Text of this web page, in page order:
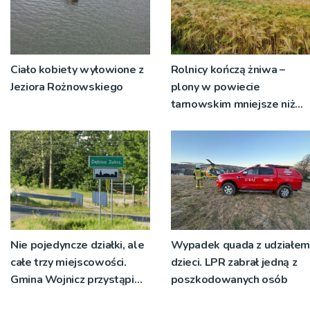
Ciało kobiety wyłowione z
Jeziora Rożnowskiego
Rolnicy kończą żniwa –
plony w powiecie
tarnowskim mniejsze niż
Nie pojedyncze działki, ale
całe trzy miejscowości.
Gmina Wojnicz przystąpi
Wypadek quada z udziałem
dzieci. LPR zabrał jedną z
poszkodowanych osób